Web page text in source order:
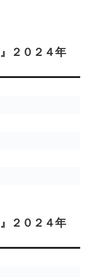
２０２４年
２０２４年